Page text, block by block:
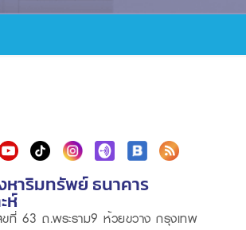
าริมทรัพย์ ธนาคาร
ห์
ที่ 63 ถ.พระราม9 ห้วยขวาง กรุงเทพ